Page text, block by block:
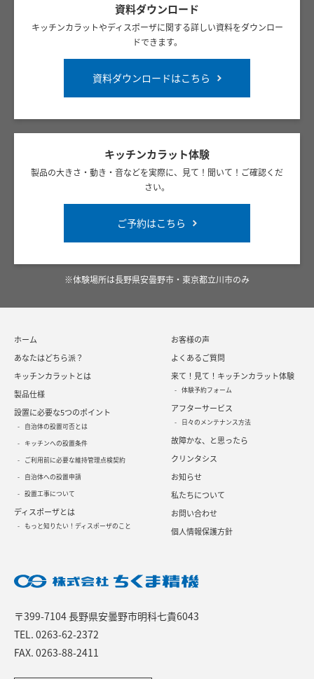
資料ダウンロード
キッチンカラットやディスポーザに関する詳しい資料をダウンロー
ドできます。
資料ダウンロードはこちら
キッチンカラット体験
製品の大きさ・動き・音などを実際に、見て！聞いて！ご確認くだ
さい。
ご予約はこちら
※体験場所は長野県安曇野市・東京都立川市のみ
ホーム
あなたはどちら派？
キッチンカラットとは
製品仕様
設置に必要な5つのポイント
自治体の設置可否とは
キッチンへの設置条件
ご利用前に必要な維持管理点検契約
自治体への設置申請
設置工事について
ディスポーザとは
もっと知りたい！ディスポーザのこと
お客様の声
よくあるご質問
来て！見て！キッチンカラット体験
体験予約フォーム
アフターサービス
日々のメンテナンス方法
故障かな、と思ったら
クリンタシス
お知らせ
私たちについて
お問い合わせ
個人情報保護方針
〒399-7104 長野県安曇野市明科七貴6043
TEL. 0263-62-2372
FAX. 0263-88-2411